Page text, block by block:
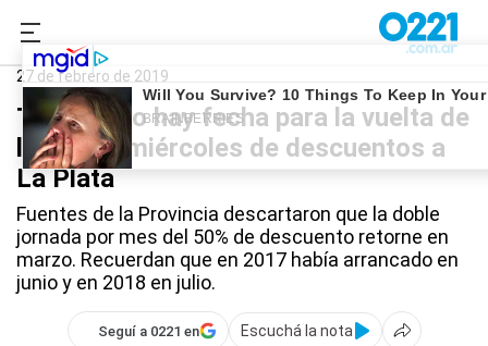
0221.com.ar
27 de febrero de 2019
Todavía no hay fecha para la vuelta de
los supermiércoles de descuentos a
La Plata
Fuentes de la Provincia descartaron que la doble
jornada por mes del 50% de descuento retorne en
marzo. Recuerdan que en 2017 había arrancado en
junio y en 2018 en julio.
Seguí a 0221 en
Escuchá la nota